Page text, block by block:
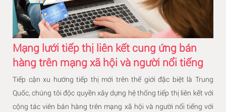
Mạng lưới tiếp thị liên kết cung ứng bán
hàng trên mạng xã hội và người nổi tiếng
Tiếp cận xu hướng tiếp thị mới trên thế giới đặc biệt là Trung
Quốc, chúng tôi độc quyền xây dựng hệ thống tiếp thị liên kết với
cộng tác viên bán hàng trên mạng xã hội và người nổi tiếng với